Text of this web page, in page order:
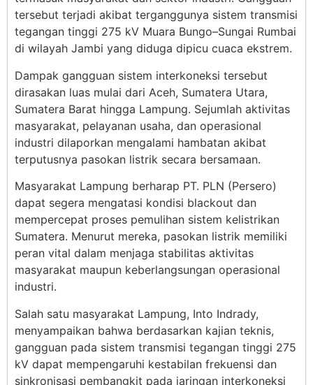
tersebut terjadi akibat terganggunya sistem transmisi
tegangan tinggi 275 kV Muara Bungo–Sungai Rumbai
di wilayah Jambi yang diduga dipicu cuaca ekstrem.
Dampak gangguan sistem interkoneksi tersebut
dirasakan luas mulai dari Aceh, Sumatera Utara,
Sumatera Barat hingga Lampung. Sejumlah aktivitas
masyarakat, pelayanan usaha, dan operasional
industri dilaporkan mengalami hambatan akibat
terputusnya pasokan listrik secara bersamaan.
Masyarakat Lampung berharap PT. PLN (Persero)
dapat segera mengatasi kondisi blackout dan
mempercepat proses pemulihan sistem kelistrikan
Sumatera. Menurut mereka, pasokan listrik memiliki
peran vital dalam menjaga stabilitas aktivitas
masyarakat maupun keberlangsungan operasional
industri.
Salah satu masyarakat Lampung, Into Indrady,
menyampaikan bahwa berdasarkan kajian teknis,
gangguan pada sistem transmisi tegangan tinggi 275
kV dapat mempengaruhi kestabilan frekuensi dan
sinkronisasi pembangkit pada jaringan interkoneksi